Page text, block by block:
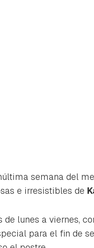
semana del
e irresistibles de
de lunes a viernes,
para el fin de